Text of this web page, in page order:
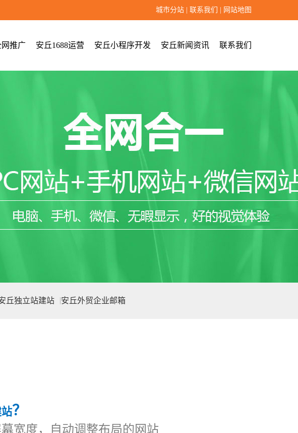
城市分站 联系我们 网站地图
推广 安丘1688运营 安丘小程序开发 安丘新闻资讯 联系我们
丘独立站建站 安丘外贸企业邮箱
？
宽度，自动调整布局的网站